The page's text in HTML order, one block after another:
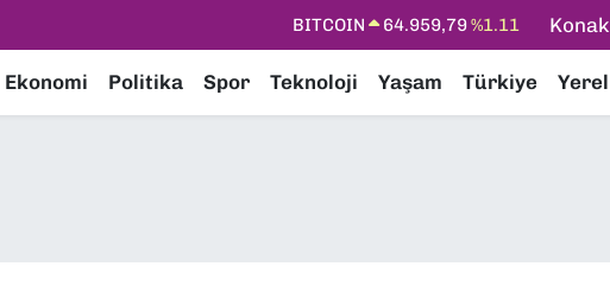
DOLAR 47,7436%0.18
STERLİN
64,4811%0.38
Konak
Ekonomi Politika Spor Teknoloji Yaşam Türkiye Yerel